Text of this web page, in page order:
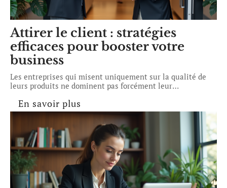
Attirer le client : stratégies
efficaces pour booster votre
business
Les entreprises qui misent uniquement sur la qualité de
leurs produits ne dominent pas forcément leur…
En savoir plus